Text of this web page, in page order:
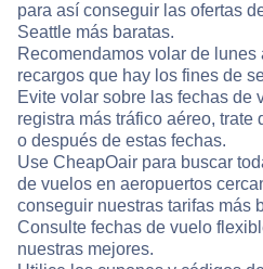
para así conseguir las ofertas
Seattle más baratas.
Recomendamos volar de lunes
recargos que hay los fines de
Evite volar sobre las fechas de
registra más tráfico aéreo, trate
o después de estas fechas.
Use CheapOair para buscar
de vuelos en aeropuertos
conseguir nuestras tarifas más
Consulte fechas de vuelo
nuestras mejores.